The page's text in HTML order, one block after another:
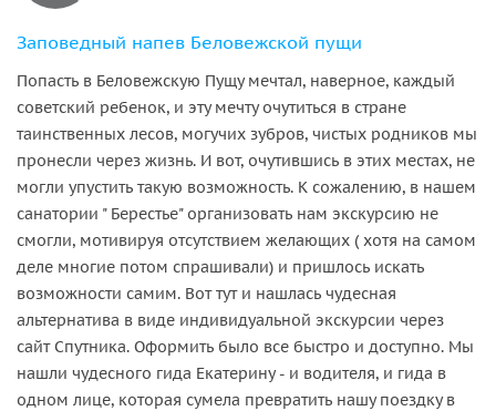
Заповедный напев Беловежской пущи
Попасть в Беловежскую Пущу мечтал, наверное, каждый
советский ребенок, и эту мечту очутиться в стране
таинственных лесов, могучих зубров, чистых родников мы
пронесли через жизнь. И вот, очутившись в этих местах, не
могли упустить такую возможность. К сожалению, в нашем
санатории " Берестье" организовать нам экскурсию не
смогли, мотивируя отсутствием желающих ( хотя на самом
деле многие потом спрашивали) и пришлось искать
возможности самим. Вот тут и нашлась чудесная
альтернатива в виде индивидуальной экскурсии через
сайт Спутника. Оформить было все быстро и доступно. Мы
нашли чудесного гида Екатерину - и водителя, и гида в
одном лице, которая сумела превратить нашу поездку в